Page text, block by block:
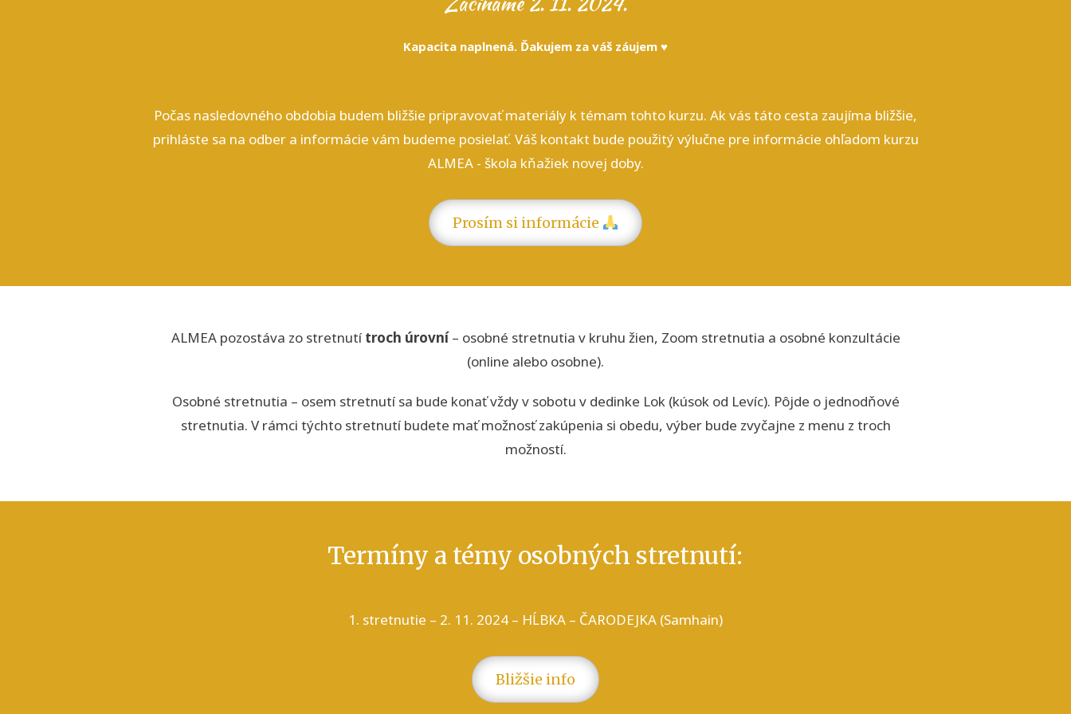
Kapacita naplnená. Ďakujem za váš záujem ♥
Počas nasledovného obdobia budem bližšie pripravovať materiály k témam tohto kurzu. Ak vás táto cesta zaujíma bližšie,
prihláste sa na odber a informácie vám budeme posielať. Váš kontakt bude použitý výlučne pre informácie ohľadom kurzu
ALMEA - škola kňažiek novej doby.
Prosím si informácie
ALMEA pozostáva zo stretnutí troch úrovní– osobné stretnutia v kruhu žien, Zoom stretnutia a osobné konzultácie
(online alebo osobne).
Osobné stretnutia – osem stretnutí sa bude konať vždy v sobotu v dedinke Lok (kúsok od Levíc). Pôjde o jednodňové
stretnutia. V rámci týchto stretnutí budete mať možnosť zakúpenia si obedu, výber bude zvyčajne z menu z troch
možností.
Termíny a témy osobných stretnutí:
1. stretnutie – 2. 11. 2024 – HĹBKA – ČARODEJKA (Samhain)
Bližšie info